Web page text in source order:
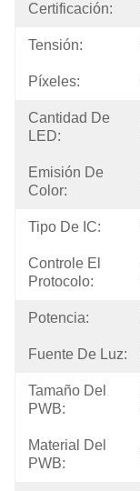
Certificación:
Tensión:
Píxeles:
Cantidad De
LED:
Emisión De
Color:
Tipo De IC:
Controle El
Protocolo:
Potencia:
Fuente De Luz:
Tamaño Del
PWB:
Material Del
PWB: